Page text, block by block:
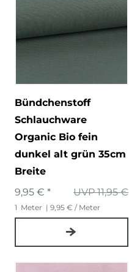
Bündchenstoff
Schlauchware
Organic Bio fein
dunkel alt grün 35cm
Breite
UVP 11,95 €
9,95 € *
1 Meter | 9,95 € / Meter